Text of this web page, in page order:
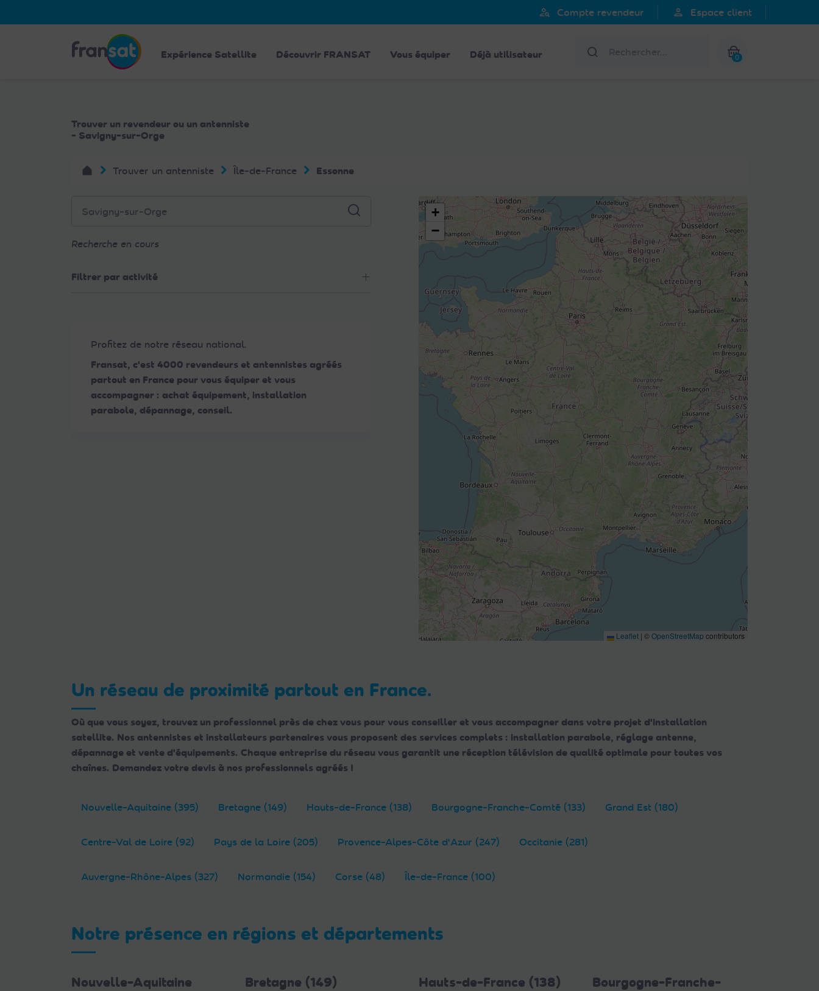
noter
person_search Compte revendeur person Espace client
0
Expérience Satellite Découvrir FRANSAT Vous équiper Déjà utilisateur
Trouver un revendeur ou un antenniste
- Savigny-sur-Orge
Trouver un antenniste Île-de-France Essonne
Recherche en cours
Filtrer par activité
Profitez de notre réseau national.
Fransat, c'est 4000 revendeurs et antennistes agréés
partout en France pour vous équiper et vous
accompagner : achat équipement, installation
parabole, dépannage, conseil.
+
−
Leaflet | ©OpenStreetMap contributors
Un réseau de proximité partout en France.
Où que vous soyez, trouvez un professionnel près de chez vous pour vous conseiller et vous accompagner dans votre projet d'installation
satellite. Nos antennistes et installateurs partenaires vous proposent des services complets : installation parabole, réglage antenne,
dépannage et vente d'équipements. Chaque entreprise du réseau vous garantit une réception télévision de qualité optimale pour toutes vos
chaînes. Demandez votre devis à nos professionnels agréés !
Nouvelle-Aquitaine (395) Bretagne (149) Hauts-de-France (138) Bourgogne-Franche-Comté (133) Grand Est (180)
Centre-Val de Loire (92) Pays de la Loire (205) Provence-Alpes-Côte d'Azur (247) Occitanie (281)
Auvergne-Rhône-Alpes (327) Normandie (154) Corse (48) Île-de-France (100)
Notre présence en régions et départements
Nouvelle-Aquitaine
Bretagne (149) Hauts-de-France (138)
Bourgogne-Franche-